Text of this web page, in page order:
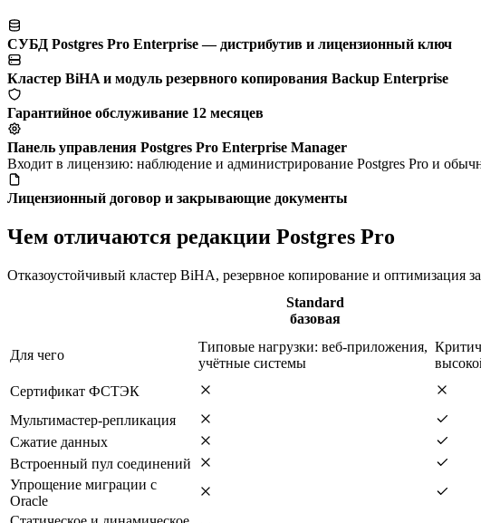
СУБД Postgres Pro Enterprise — дистрибутив и лицензионный ключ
Кластер BiHA и модуль резервного копирования Backup Enterprise
Гарантийное обслуживание 12 месяцев
Панель управления Postgres Pro Enterprise Manager
Входит в лицензию: наблюдение и администрирование Postgres Pro и
Лицензионный договор и закрывающие документы
Чем отличаются редакции Postgres Pro
Отказоустойчивый кластер BiHA, резервное копирование и
Standard
базовая
Для чего
Типовые нагрузки: веб-приложения,
учётные системы
Сертификат ФСТЭК
Мультимастер-репликация
Сжатие данных
Встроенный пул соединений
Упрощение миграции с
Oracle